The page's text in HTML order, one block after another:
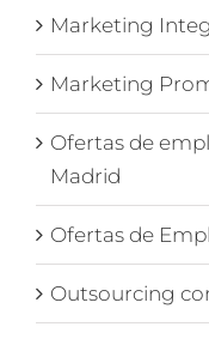
Marketing
Marketing
Ofertas de
Madrid
Ofertas de
Outsourcing